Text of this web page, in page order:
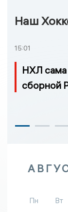
Наш
15:01
НХЛ сама
сборной
Пн Вт